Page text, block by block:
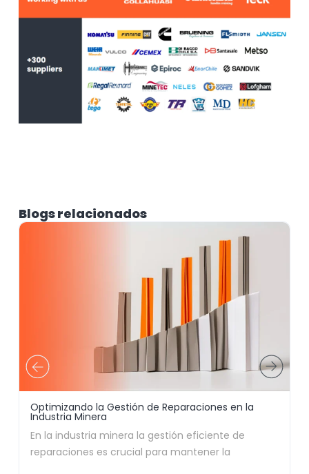
Blogs relacionados
Optimizando la Gestión de Reparaciones en la
Industria Minera
En la industria minera la gestión eficiente de
reparaciones es crucial para mantener la